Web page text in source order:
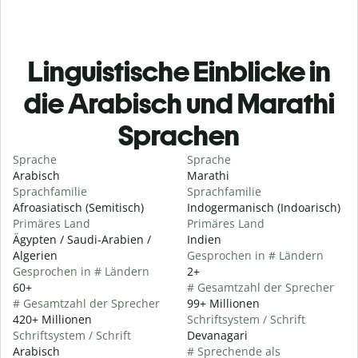
Linguistische Einblicke in
die Arabisch und Marathi
Sprachen
Sprache
Arabisch
Sprachfamilie
Afroasiatisch (Semitisch)
Primäres Land
Ägypten / Saudi-Arabien /
Algerien
Gesprochen in # Ländern
60+
# Gesamtzahl der Sprecher
420+ Millionen
Schriftsystem / Schrift
Arabisch
Sprache
Marathi
Sprachfamilie
Indogermanisch (Indoarisch)
Primäres Land
Indien
Gesprochen in # Ländern
2+
# Gesamtzahl der Sprecher
99+ Millionen
Schriftsystem / Schrift
Devanagari
# Sprechende als